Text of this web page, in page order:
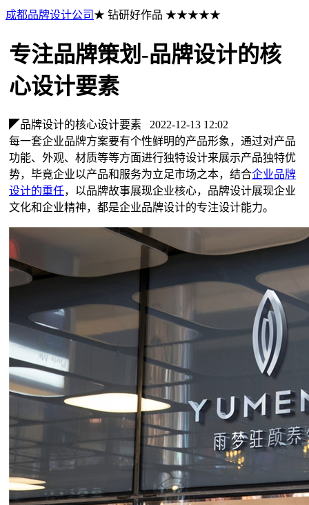
成都品牌设计公司 ★ 钻研好作品 ★★★★★
专注品牌策划-品牌设计的核
心设计要素
◤品牌设计的核心设计要素
2022-12-13 12:02
每一套企业品牌方案要有个性鲜明的产品形象，通过对产品
功能、外观、材质等等方面进行独特设计来展示产品独特优
势，毕竟企业以产品和服务为立足市场之本，结合企业品牌
设计的重任，以品牌故事展现企业核心，品牌设计展现企业
文化和企业精神，都是企业品牌设计的专注设计能力。